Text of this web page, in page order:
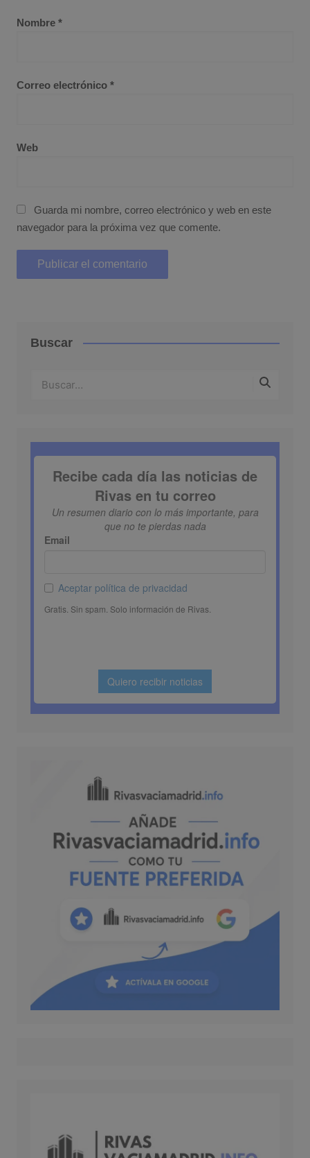
Nombre *
Correo electrónico *
Web
Guarda mi nombre, correo electrónico y web en este
navegador para la próxima vez que comente.
Buscar